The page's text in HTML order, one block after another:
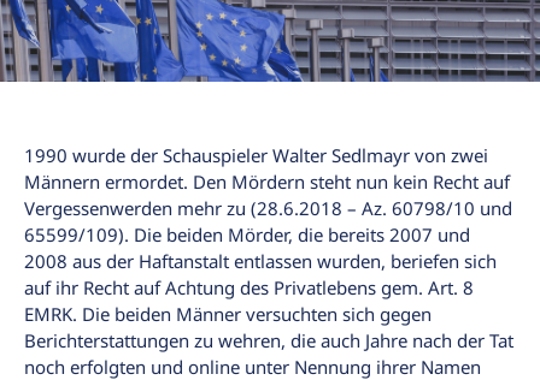
1990 wurde der Schauspieler Walter Sedlmayr von zwei
Männern ermordet. Den Mördern steht nun kein Recht auf
Vergessenwerden mehr zu (28.6.2018 – Az. 60798/10 und
65599/109). Die beiden Mörder, die bereits 2007 und
2008 aus der Haftanstalt entlassen wurden, beriefen sich
auf ihr Recht auf Achtung des Privatlebens gem. Art. 8
EMRK. Die beiden Männer versuchten sich gegen
Berichterstattungen zu wehren, die auch Jahre nach der Tat
noch erfolgten und online unter Nennung ihrer Namen